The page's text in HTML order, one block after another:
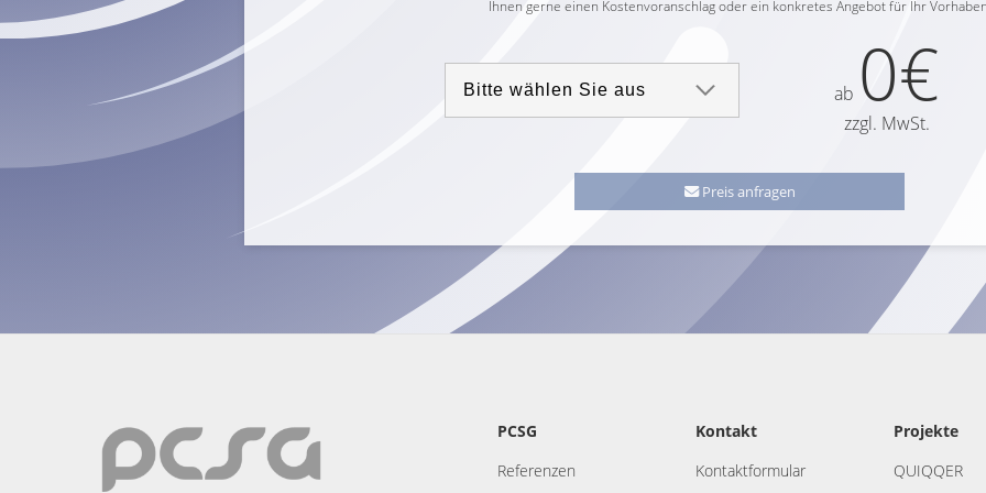
Ihnen gerne einen Kostenvoranschlag oder ein konkretes Angebot für Ihr
ab 0€
zzgl. MwSt.
Preis anfragen
PCSG
Referenzen
Kontakt
Kontaktformular
Projekte
QUIQQER